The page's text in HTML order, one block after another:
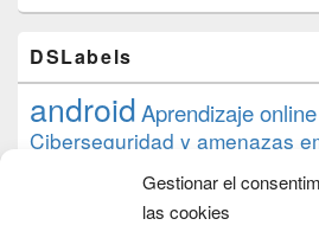
Gestionar el
las cookies
DSLabels
androidAprendizaje online
Ciberseguridad y amenazas
datos debian
Formación Google